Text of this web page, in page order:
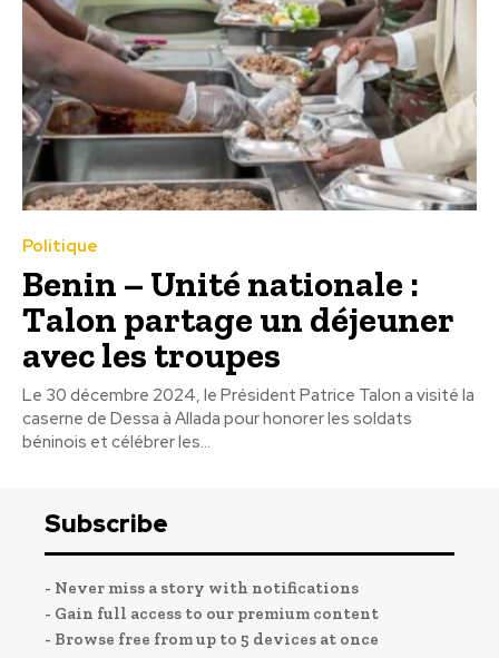
Politique
Benin – Unité nationale :
Talon partage un déjeuner
avec les troupes
Le 30 décembre 2024, le Président Patrice Talon a visité la
caserne de Dessa à Allada pour honorer les soldats
béninois et célébrer les...
Subscribe
- Never miss a story with notifications
- Gain full access to our premium content
- Browse free from up to 5 devices at once